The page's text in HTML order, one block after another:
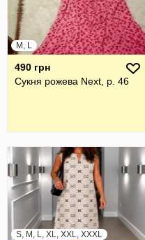
M, L
490 грн
Сукня рожева Next, р. 46
S, M, L, XL, XXL, XXXL